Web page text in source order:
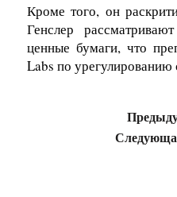
Кроме того, он
Генслер
ценные бумаги, что
Labs по урегулированию